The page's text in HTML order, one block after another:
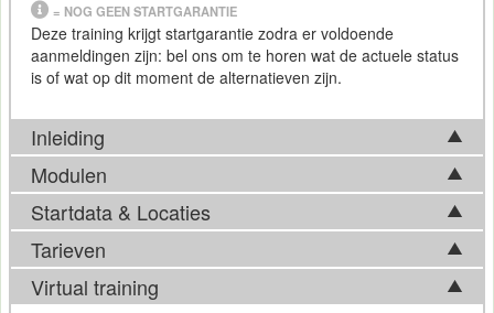
= NOG GEEN STARTGARANTIE
Deze training krijgt startgarantie zodra er voldoende
aanmeldingen zijn: bel ons om te horen wat de actuele status
is of wat op dit moment de alternatieven zijn.
Inleiding
Vrijwel iedere organisatie heeft te maken met
informatiesystemen en internetverkeer. Ben jij op de hoogte
van de bedreigingen en risico's die hiermee gepaard gaan?
Weet je hoe jouw organisatie zich zou kunnen, of zelfs
moeten wapenen tegen hacks, ransomware, of datalekken?
Als manager ben je verantwoordelijk voor het
Modulen
Tijdens de cursusSecurity
volgende onderwerpen aan bod:
Introductie
Risicomanagement (Security and Risk Management)
Startdata & Locaties
Kies uit 6 locatie(s) in Nederland. Ook beschikbaar in
Antwerpen.
Tarieven
Virtual training